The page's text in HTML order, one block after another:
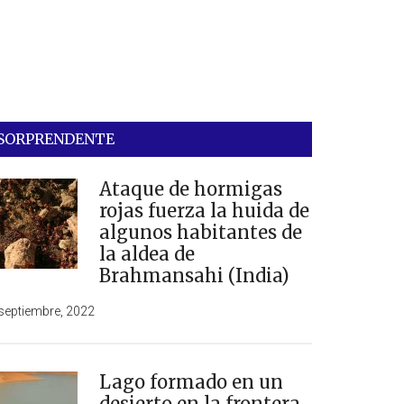
Ataque de hormigas
rojas fuerza la huida de
algunos habitantes de
la aldea de
Brahmansahi (India)
2022
Lago formado en un